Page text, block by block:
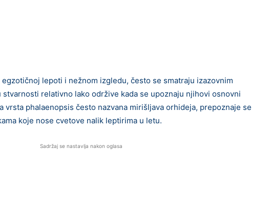
lepoti i nežnom izgledu, često se smatraju izazovnim
stvarnosti relativno lako održive kada se upoznaju njihovi osnovni
vrsta phalaenopsis često nazvana mirišljava orhideja, prepoznaje se
koje nose cvetove nalik leptirima u letu.
Sadržaj se nastavlja nakon oglasa